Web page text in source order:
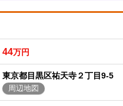
44万円
東京都目黒区祐天寺２丁目9-5
周辺地図